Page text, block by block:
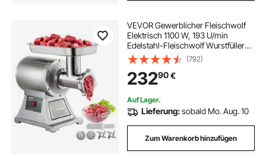
VEVOR Gewerblicher Fleischwolf
Elektrisch 1100 W, 193 U/min
Edelstahl-Fleischwolf Wurstfüller
mit Lochscheiben und Stopfer,
Hochleistungs-
Fleischwolfmaschine
Wurstfüllmaschine Silber
(792)
23290€
Auf Lager.
Lieferung:sobald Mo. Aug. 10
Zum Warenkorb hinzufügen